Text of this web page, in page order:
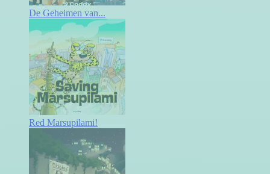
De Geheimen van...
Red Marsupilami!